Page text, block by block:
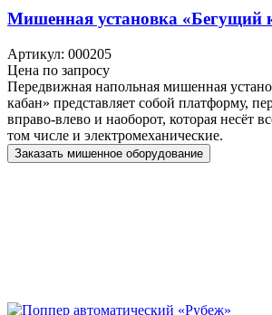
Мишенная установка «Бегущий
Артикул: 000205
Цена по запросу
Передвижная напольная мишенная
кабан» представляет собой платформу,
вправо-влево и наоборот, которая несёт
том числе и электромеханические.
Заказать мишенное оборудование